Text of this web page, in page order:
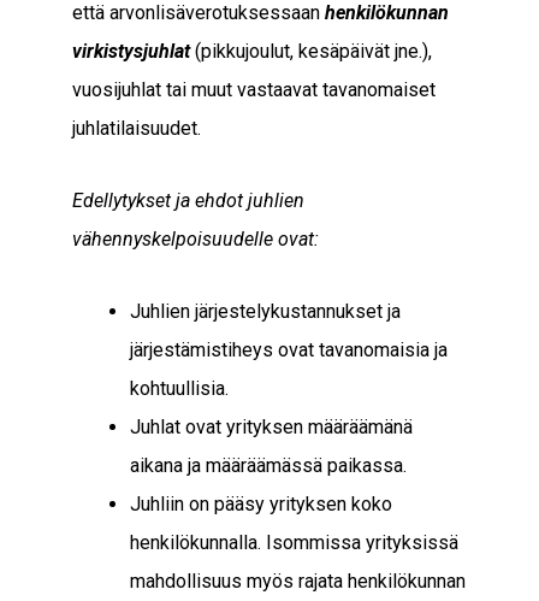
että arvonlisäverotuksessaan henkilökunnan
virkistysjuhlat(pikkujoulut, kesäpäivät jne.),
vuosijuhlat tai muut vastaavat tavanomaiset
juhlatilaisuudet.
Edellytykset ja ehdot juhlien
vähennyskelpoisuudelle ovat:
Juhlien järjestelykustannukset ja
järjestämistiheys ovat tavanomaisia ja
kohtuullisia.
Juhlat ovat yrityksen määräämänä
aikana ja määräämässä paikassa.
Juhliin on pääsy yrityksen koko
henkilökunnalla. Isommissa yrityksissä
mahdollisuus myös rajata henkilökunnan